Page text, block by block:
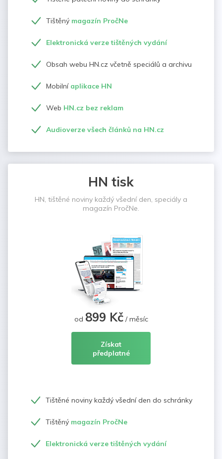
Tištěný magazín PročNe
Elektronická verze tištěných vydání
Obsah webu HN.cz včetně speciálů a archivu
Mobilní aplikace HN
Web HN.cz bez reklam
Audioverze všech článků na HN.cz
HN tisk
HN, tištěné noviny každý všední den, speciály a
magazín PročNe.
od 899 Kč/ měsíc
Získat
předplatné
Tištěné noviny každý všední den do schránky
Tištěný magazín PročNe
Elektronická verze tištěných vydání